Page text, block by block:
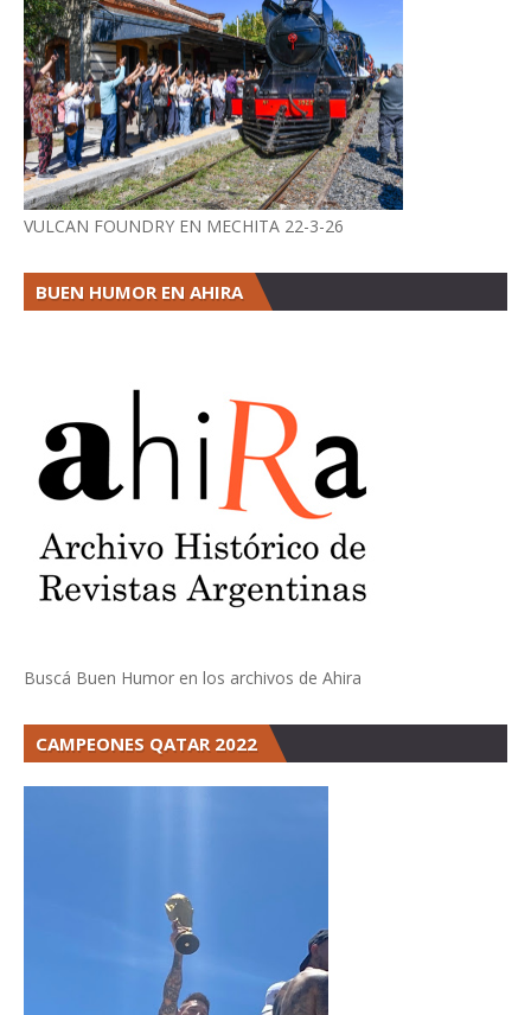
VULCAN FOUNDRY EN MECHITA 22-3-26
BUEN HUMOR EN AHIRA
Buscá Buen Humor en los archivos de Ahira
CAMPEONES QATAR 2022